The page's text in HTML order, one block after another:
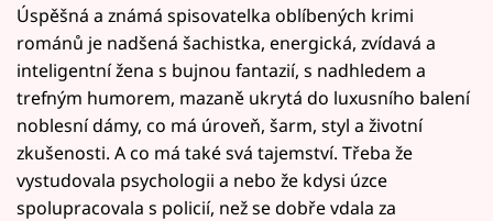
Úspěšná a známá spisovatelka oblíbených krimi
románů je nadšená šachistka, energická, zvídavá a
inteligentní žena s bujnou fantazií, s nadhledem a
trefným humorem, mazaně ukrytá do luxusního balení
noblesní dámy, co má úroveň, šarm, styl a životní
zkušenosti. A co má také svá tajemství. Třeba že
vystudovala psychologii a nebo že kdysi úzce
spolupracovala s policií, než se dobře vdala za